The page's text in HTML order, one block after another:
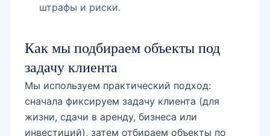
штрафы и риски.
Как мы подбираем объекты под
задачу клиента
Мы используем практический подход:
сначала фиксируем задачу клиента (для
жизни, сдачи в аренду, бизнеса или
инвестиций), затем отбираем объекты по